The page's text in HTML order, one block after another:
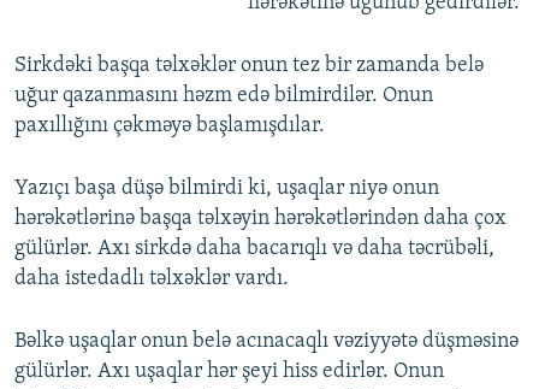
Sirkdəki başqa təlxəklər onun tez bir zamanda belə
uğur qazanmasını həzm edə bilmirdilər. Onun
paxıllığını çəkməyə başlamışdılar.
Yazıçı başa düşə bilmirdi ki, uşaqlar niyə onun
hərəkətlərinə başqa təlxəyin hərəkətlərindən daha çox
gülürlər. Axı sirkdə daha bacarıqlı və daha təcrübəli,
daha istedadlı təlxəklər vardı.
Bəlkə uşaqlar onun belə acınacaqlı vəziyyətə düşməsinə
gülürlər. Axı uşaqlar hər şeyi hiss edirlər. Onun